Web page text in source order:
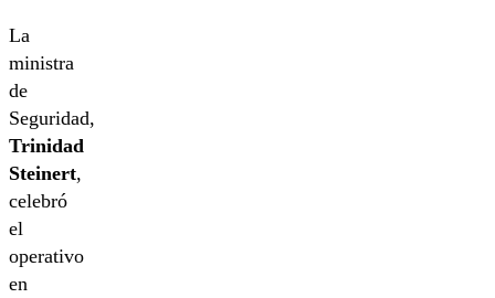
La
ministra
de
Seguridad,
Trinidad
Steinert,
celebró
el
operativo
en